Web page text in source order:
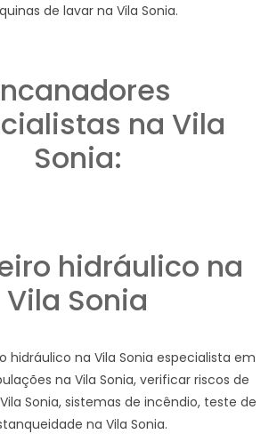
de lavar na Vila Sonia.
na Vila
Sonia:
hidráulico na
Vila Sonia
hidráulico na Vila Sonia especialista em
na Vila Sonia, verificar riscos de
Sonia, sistemas de incêndio, teste de
na Vila Sonia.